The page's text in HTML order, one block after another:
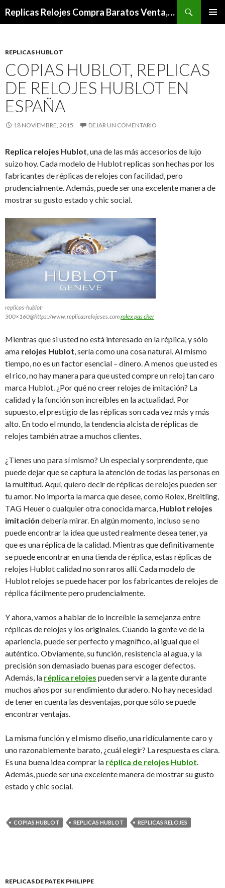
Replicas Relojes Compra Baratos Venta,Mejor Relojes De Imitacion Outlet
REPLICAS HUBLOT
COPIAS HUBLOT, REPLICAS
DE RELOJES HUBLOT EN
ESPAÑA
18 NOVIEMBRE, 2015 DEJAR UN COMENTARIO
Replica relojes Hublot, una de las más accesorios de lujo
suizo hoy. Cada modelo de Hublot replicas son hechas por los
fabricantes de réplicas de relojes con facilidad, pero
prudencialmente. Además, puede ser una excelente manera de
mostrar su gusto estado y chic social.
replicas-hublot-
300×160@https://www.replicasrelojeses.comrolex pas cher
Mientras que si usted no está interesado en la réplica, y sólo
ama relojes Hublot, sería como una cosa natural. Al mismo
tiempo, no es un factor esencial – dinero. A menos que usted es
el rico, no hay manera para que usted compre un reloj tan caro
marca Hublot. ¿Por qué no creer relojes de imitación? La
calidad y la función son increíbles en la actualidad. Por
supuesto, el prestigio de las réplicas son cada vez más y más
alto. En todo el mundo, la tendencia alcista de réplicas de
relojes también atrae a muchos clientes.
¿Tienes uno para sí mismo? Un especial y sorprendente, que
puede dejar que se captura la atención de todas las personas en
la multitud. Aquí, quiero decir de réplicas de relojes pueden ser
tu amor. No importa la marca que desee, como Rolex, Breitling,
TAG Heuer o cualquier otra conocida marca, Hublot relojes
imitación debería mirar. En algún momento, incluso se no
puede encontrar la idea que usted realmente desea tener, ya
que es una réplica de la calidad. Mientras que definitivamente
se puede encontrar en una tienda de réplica, estas réplicas de
relojes Hublot calidad no son raros allí. Cada modelo de
Hublot relojes se puede hacer por los fabricantes de relojes de
réplica fácilmente pero prudencialmente.
Y ahora, vamos a hablar de lo increíble la semejanza entre
réplicas de relojes y los originales. Cuando la gente ve de la
apariencia, puede ser perfecto y magnífico, al igual que el
auténtico. Obviamente, su función, resistencia al agua, y la
precisión son demasiado buenas para escoger defectos.
Además, la réplica relojes pueden servir a la gente durante
muchos años por su rendimiento duradero. No hay necesidad
de tener en cuenta las desventajas, porque sólo se puede
encontrar ventajas.
La misma función y el mismo diseño, una ridículamente caro y
uno razonablemente barato, ¿cuál elegir? La respuesta es clara.
Es una buena idea comprar la réplica de relojes Hublot.
Además, puede ser una excelente manera de mostrar su gusto
estado y chic social.
COPIAS HUBLOT REPLICAS HUBLOT REPLICAS RELOJES
REPLICAS DE PATEK PHILIPPE